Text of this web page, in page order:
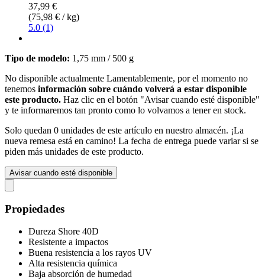
37,99 €
(75,98 € / kg)
5.0 (1)
Tipo de modelo: 1,75 mm / 500 g
No disponible actualmente Lamentablemente, por el momento no
tenemos información sobre cuándo volverá a estar disponible
este producto. Haz clic en el botón "Avisar cuando esté disponible"
y te informaremos tan pronto como lo volvamos a tener en stock.
Solo quedan 0 unidades de este artículo en nuestro almacén. ¡La
nueva remesa está en camino! La fecha de entrega puede variar si se
piden más unidades de este producto.
Avisar cuando esté disponible
Propiedades
Dureza Shore 40D
Resistente a impactos
Buena resistencia a los rayos UV
Alta resistencia química
Baja absorción de humedad